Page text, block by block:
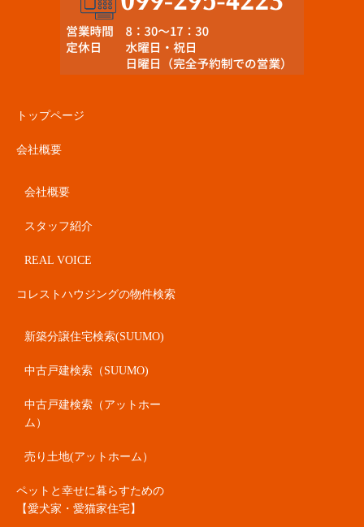
トップページ
会社概要
会社概要
スタッフ紹介
REAL VOICE
コレストハウジングの物件検索
新築分譲住宅検索(SUUMO)
中古戸建検索（SUUMO)
中古戸建検索（アットホー
ム）
売り土地(アットホーム）
ペットと幸せに暮らすための
【愛犬家・愛猫家住宅】